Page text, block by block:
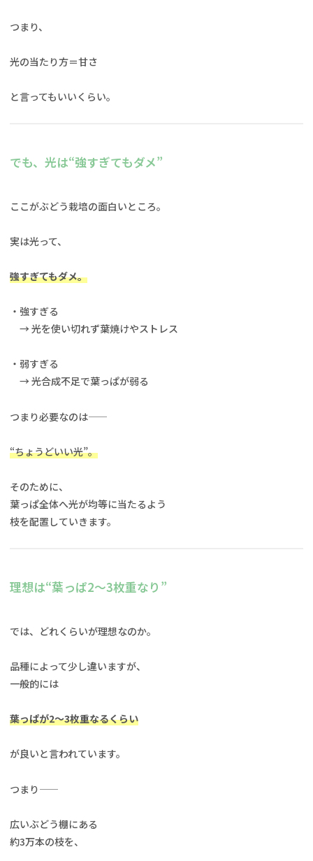
つまり、
光の当たり方＝甘さ
と言ってもいいくらい。
でも、光は“強すぎてもダメ”
ここがぶどう栽培の面白いところ。
実は光って、
強すぎてもダメ。
・強すぎる
→ 光を使い切れず葉焼けやストレス
・弱すぎる
→ 光合成不足で葉っぱが弱る
つまり必要なのは——
“ちょうどいい光”。
そのために、
葉っぱ全体へ光が均等に当たるよう
枝を配置していきます。
理想は“葉っぱ2〜3枚重なり”
では、どれくらいが理想なのか。
品種によって少し違いますが、
一般的には
葉っぱが2〜3枚重なるくらい
が良いと言われています。
つまり——
広いぶどう棚にある
約3万本の枝を、